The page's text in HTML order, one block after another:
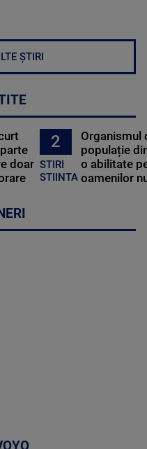
ȘTIRI
doar
2
STIRI
STIINTA
Organismul
populație
o abilitate
oamenilor